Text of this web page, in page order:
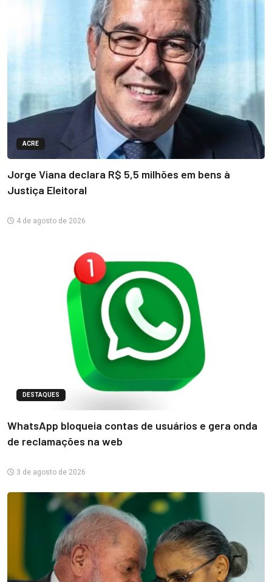
ACRE
Jorge Viana declara R$ 5,5 milhões em bens à
Justiça Eleitoral
4 de agosto de 2026
DESTAQUES
WhatsApp bloqueia contas de usuários e gera onda
de reclamações na web
3 de agosto de 2026